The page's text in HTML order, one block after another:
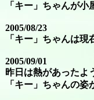
「キー」ちゃんが
2005/08/23
「キー」ちゃんは現
2005/09/01
昨日は熱があったよ
「キー」ちゃんの姿